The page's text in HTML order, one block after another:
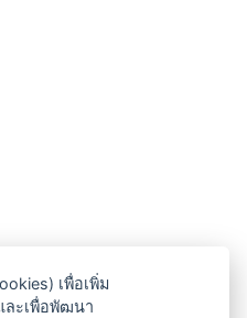
เพื่อเพิ่ม
ละเพื่อพัฒนา